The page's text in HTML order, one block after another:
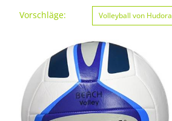
Vorschläge: Volleyball von Hudora